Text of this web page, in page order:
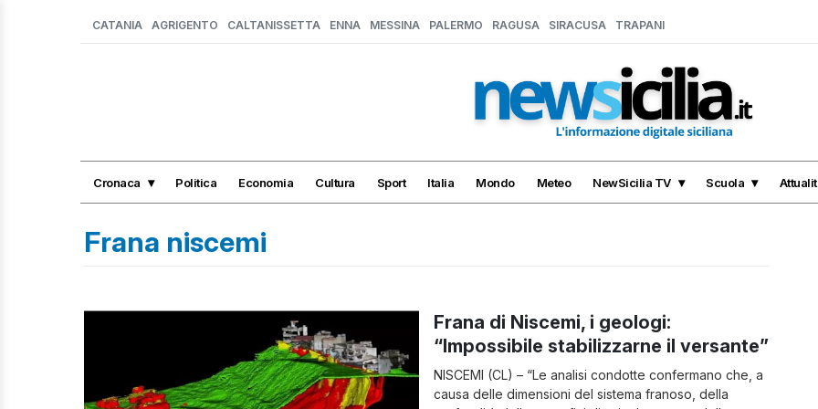
CATANIA AGRIGENTO CALTANISSETTA ENNA MESSINA PALERMO RAGUSA SIRACUSA TRAPANI
Cronaca Politica Economia Cultura Sport Italia Mondo Meteo NewSicilia TV Scuola
Frana niscemi
Frana di Niscemi, i geologi:
“Impossibile stabilizzarne il versante”
NISCEMI (CL) – “Le analisi condotte confermano che, a
causa delle dimensioni del sistema franoso, della